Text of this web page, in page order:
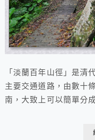
「淡蘭百年山徑」是清
主要交通道路，由數十
南，大致上可以簡單分